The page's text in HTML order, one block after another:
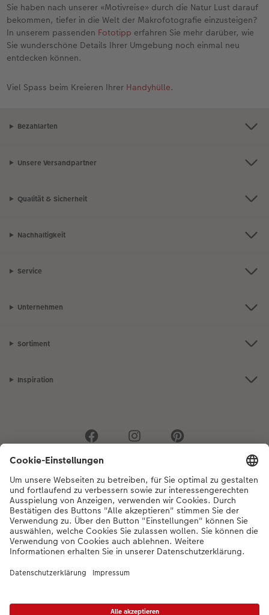
Sie haben nach unserer «Motivreise» durch die Natur Lust darauf
bekommen, tiefer in die Welt der Makrofotografie einzusteigen?
In unserem passenden Fototipp erfahren Sie mehr darüber, wie
Sie wunderschöne Details Ihrer Umgebung noch einmal neu
entdecken können.
Viel Spass beim Kreieren Ihrer Handyhülle.
Bezahlarten
Unsere Versandpartner
Qualität & Sicherheit
Nachhaltigkeit
Service
Unternehmen
Sortiment
Inspiration
Bei Fragen zu Produkten oder der Bestellung können Sie uns gerne von
Montag bis Samstag von 8:00 – 20:00 Uhr und Sonntag von 10:00 –
20:00 Uhr (gesetzliche Feiertage ausgenommen) unter der
Telefonnummer044 499 01 21 kontaktieren.
DE|FR |IT
|AGB|Datenschutz|Impressum